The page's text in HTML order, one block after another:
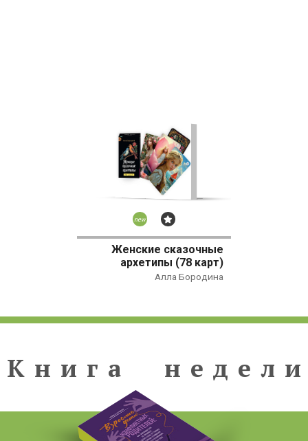
НовинкаБестселлер
Женские сказочные
архетипы (78 карт)
Алла Бородина
Книга недели
К н и г а н е д е л и